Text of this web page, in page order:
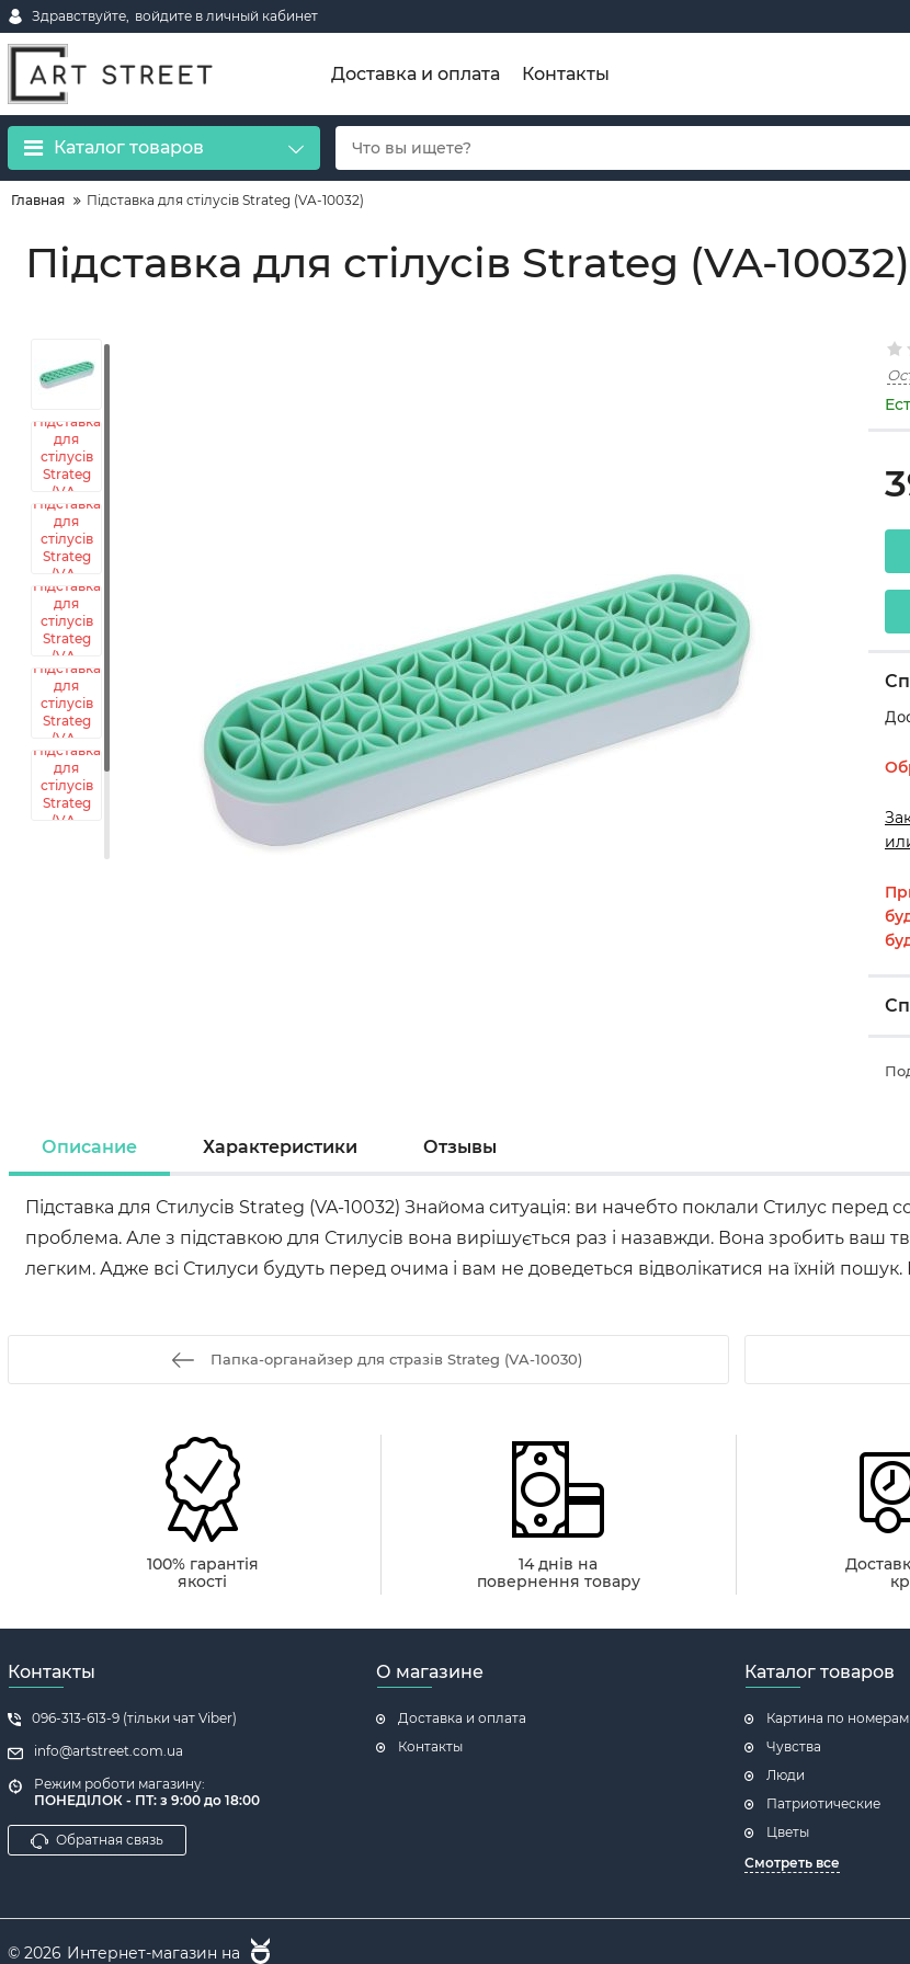
Здравствуйте, войдите в личный кабинет
Доставка и оплата Контакты
Каталог товаров
Главная Підставка для стілусів Strateg (VA-10032)
Підставка для стілусів Strateg (VA-
Описание Характеристики Отзывы
Підставка для Стилусів Strateg (VA-10032) Знайома ситуація: ви начебто поклали Стилус
проблема. Але з підставкою для Стилусів вона вирішується раз і назавжди. Вона зробить ваш
легким. Адже всі Стилуси будуть перед очима і вам не доведеться відволікатися на їхній пошук.
Папка-органайзер для стразів Strateg (VA-10030)
100% гарантія
якості
14 днів на
повернення товару
Контакты
096-313-613-9 (тільки чат Viber)
info@artstreet.com.ua
Режим роботи магазину:
ПОНЕДІЛОК - ПТ: з 9:00 до 18:00
Обратная связь
О магазине
Доставка и оплата
Контакты
Каталог товаров
Картина по
Чувства
Люди
Патриотические
Цветы
Смотреть все
© 2026 Интернет-магазин на